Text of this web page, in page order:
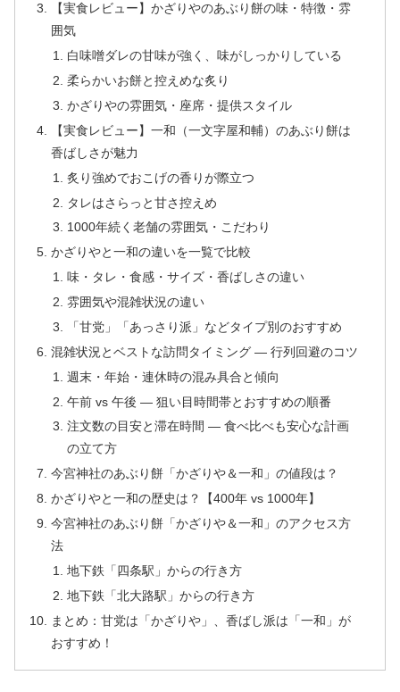
【実食レビュー】かざりやのあぶり餅の味・特徴・雰
囲気
白味噌ダレの甘味が強く、味がしっかりしている
柔らかいお餅と控えめな炙り
かざりやの雰囲気・座席・提供スタイル
【実食レビュー】一和（一文字屋和輔）のあぶり餅は
香ばしさが魅力
炙り強めでおこげの香りが際立つ
タレはさらっと甘さ控えめ
1000年続く老舗の雰囲気・こだわり
かざりやと一和の違いを一覧で比較
味・タレ・食感・サイズ・香ばしさの違い
雰囲気や混雑状況の違い
「甘党」「あっさり派」などタイプ別のおすすめ
混雑状況とベストな訪問タイミング — 行列回避のコツ
週末・年始・連休時の混み具合と傾向
午前 vs 午後 — 狙い目時間帯とおすすめの順番
注文数の目安と滞在時間 — 食べ比べも安心な計画
の立て方
今宮神社のあぶり餅「かざりや＆一和」の値段は？
かざりやと一和の歴史は？【400年 vs 1000年】
今宮神社のあぶり餅「かざりや＆一和」のアクセス方
法
地下鉄「四条駅」からの行き方
地下鉄「北大路駅」からの行き方
まとめ：甘党は「かざりや」、香ばし派は「一和」が
おすすめ！